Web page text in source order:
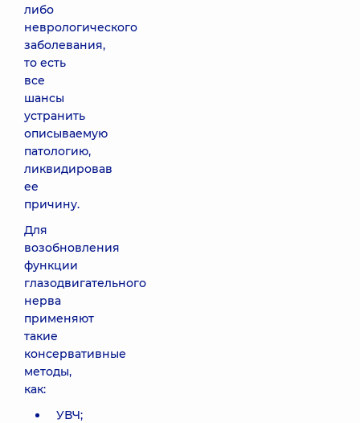
либо
неврологического
заболевания,
то есть
все
шансы
устранить
описываемую
патологию,
ликвидировав
ее
причину.
Для
возобновления
функции
глазодвигательного
нерва
применяют
такие
консервативные
методы,
как:
УВЧ;